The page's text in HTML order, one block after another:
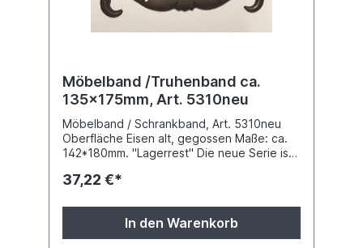
Möbelband /Truhenband ca.
135x175mm, Art. 5310neu
Möbelband / Schrankband, Art. 5310neu
Oberfläche Eisen alt, gegossen Maße: ca.
142*180mm. "Lagerrest" Die neue Serie ist
Preisänderungen vorbehalten.
37,22 €*
In den Warenkorb